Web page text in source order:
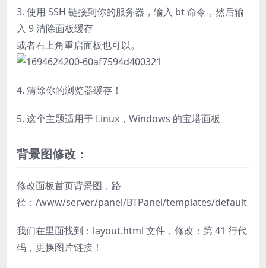
3. 使用 SSH 链接到你的服务器，输入 bt 命令，然后输
入 9 清除面板缓存
或者右上角重启面板也可以。
4. 清除你的浏览器缓存！
5. 这个主题适用于 Linux，Windows 的宝塔面板
背景图修改：
修改面板首页背景图，路
径：/www/server/panel/BTPanel/templates/default
我们在里面找到：layout.html 文件，修改：第 41 行代
码，更换图片链接！